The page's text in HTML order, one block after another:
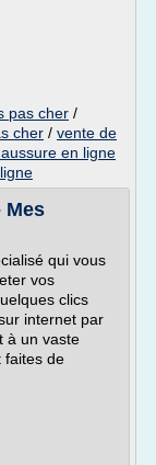
pas cher /
cher / vente de
en ligne
Mes
qui vous
vos
clics
internet par
à un vaste
faites de